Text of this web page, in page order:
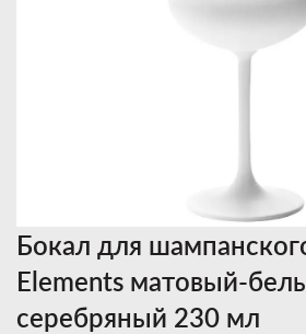
Бокал для
Elements матовый-
серебряный 230 мл